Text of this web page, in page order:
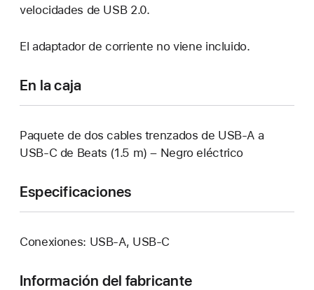
velocidades de USB 2.0.
El adaptador de corriente no viene incluido.
En la caja
Paquete de dos cables trenzados de USB-A a
USB-C de Beats (1.5 m) – Negro eléctrico
Especificaciones
Conexiones: USB-A, USB‑C
Información del fabricante